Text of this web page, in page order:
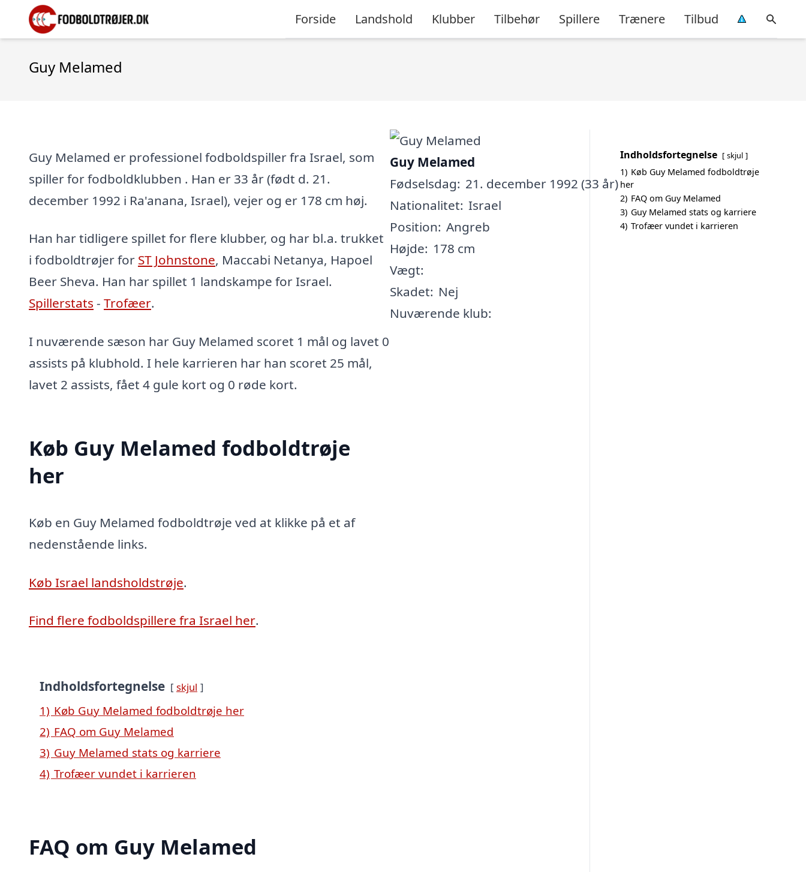
Forside Landshold Klubber Tilbehør Spillere Trænere Tilbud
Guy Melamed
Guy Melamed er professionel fodboldspiller fra Israel, som
spiller for fodboldklubben . Han er 33 år (født d. 21.
december 1992 i Ra'anana, Israel), vejer og er 178 cm høj.
Han har tidligere spillet for flere klubber, og har bl.a. trukket
i fodboldtrøjer for ST Johnstone, Maccabi Netanya, Hapoel
Beer Sheva. Han har spillet 1 landskampe for Israel.
Spillerstats - Trofæer.
I nuværende sæson har Guy Melamed scoret 1 mål og lavet 0
assists på klubhold. I hele karrieren har han scoret 25 mål,
lavet 2 assists, fået 4 gule kort og 0 røde kort.
Køb Guy Melamed fodboldtrøje
her
Køb en Guy Melamed fodboldtrøje ved at klikke på et af
nedenstående links.
Køb Israel landsholdstrøje.
Find flere fodboldspillere fra Israel her.
Guy Melamed
Fødselsdag: 21. december 1992 (33 år)
Nationalitet: Israel
Position: Angreb
Højde: 178 cm
Vægt:
Skadet: Nej
Nuværende klub:
Indholdsfortegnelse skjul
1) Køb Guy Melamed fodboldtrøje her
2) FAQ om Guy Melamed
3) Guy Melamed stats og karriere
4) Trofæer vundet i karrieren
FAQ om Guy Melamed
Indholdsfortegnelse skjul
1) Køb Guy Melamed fodboldtrøje
her
2) FAQ om Guy Melamed
3) Guy Melamed stats og karriere
4) Trofæer vundet i karrieren